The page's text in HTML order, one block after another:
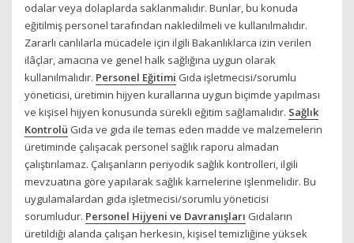
odalar veya dolaplarda saklanmalıdır. Bunlar, bu konuda
eğitilmiş personel tarafından nakledilmeli ve kullanılmalıdır.
Zararlı canlılarla mücadele için ilgili Bakanlıklarca izin verilen
ilâçlar, amacına ve genel halk sağlığına uygun olarak
kullanılmalıdır. Personel Eğitimi Gıda işletmecisi/sorumlu
yöneticisi, üretimin hijyen kurallarına uygun biçimde yapılması
ve kişisel hijyen konusunda sürekli eğitim sağlamalıdır. Sağlık
Kontrolü Gıda ve gıda ile temas eden madde ve malzemelerin
üretiminde çalışacak personel sağlık raporu almadan
çalıştırılamaz. Çalışanların periyodik sağlık kontrolleri, ilgili
mevzuatına göre yapılarak sağlık karnelerine işlenmelidir. Bu
uygulamalardan gıda işletmecisi/sorumlu yöneticisi
sorumludur. Personel Hijyeni ve Davranışları Gıdaların
üretildiği alanda çalışan herkesin, kişisel temizliğine yüksek